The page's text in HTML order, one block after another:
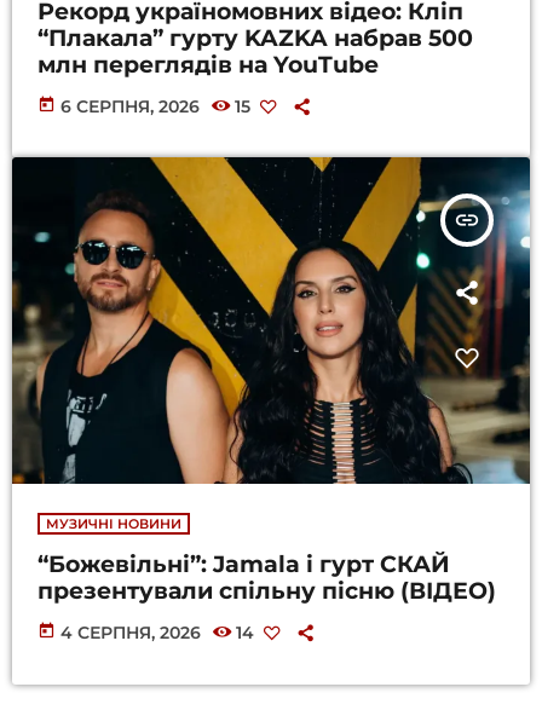
Рекорд україномовних відео: Кліп
“Плакала” гурту KAZKA набрав 500
млн переглядів на YouTube
today 6 СЕРПНЯ, 2026 15
insert_link
МУЗИЧНІ НОВИНИ
“Божевільні”: Jamala і гурт СКАЙ
презентували спільну пісню (ВІДЕО)
today 4 СЕРПНЯ, 2026 14